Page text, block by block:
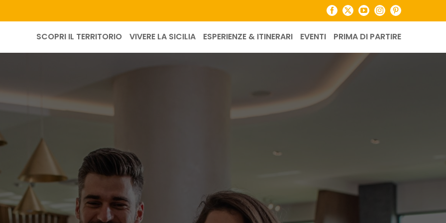
Facebook
X YouTubeInstagramPinterest
SCOPRI IL TERRITORIO VIVERE LA SICILIA ESPERIENZE & ITINERARI EVENTI PRIMA DI PARTIRE